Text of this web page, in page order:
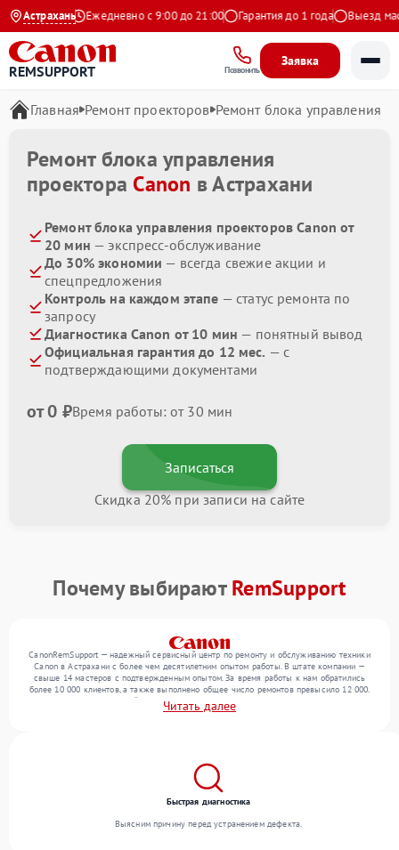
Астрахань
на Яндекс Ежедневно с 9:00 до 21:00 Гарантия до 1 года Выезд
REMSUPPORT Позвонить
Заявка
Главная Ремонт проекторов Ремонт блока управления
Ремонт блока управления
проектора Canon в Астрахани
Ремонт блока управления проекторов Canon от
20 мин — экспресс-обслуживание
До 30% экономии — всегда свежие акции и
спецпредложения
Контроль на каждом этапе — статус ремонта по
запросу
Диагностика Canon от 10 мин — понятный вывод
Официальная гарантия до 12 мес. — с
подтверждающими документами
от 0 ₽Время работы: от 30 мин
Записаться
Скидка 20% при записи на сайте
Почему выбираютRemSupport
CanonRemSupport — надежный сервисный центр по ремонту и обслуживанию техники
Canon в Астрахани с более чем десятилетним опытом работы. В штате компании —
свыше 14 мастеров с подтвержденным опытом. За время работы к нам обратились
более 10 000 клиентов, а также выполнено общее число ремонтов превысило 12 000.
Ежемесячно в сервисный центр поступает свыше 300 единиц техники, включая , ,
оргтехнику. Мы беремся за задачи любой сложности и обеспечиваем надежный
Читать далее
Быстрая диагностика
Выясним причину перед устранением дефекта.